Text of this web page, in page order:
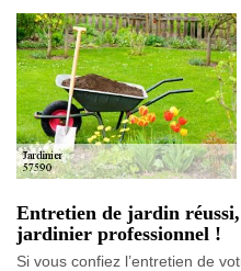
Entretien de jardin réussi,
jardinier professionnel !
Si vous confiez l’entretien de